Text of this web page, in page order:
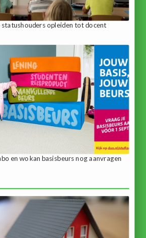
opleiden tot docent
en wo kan basisbeurs nog aanvragen